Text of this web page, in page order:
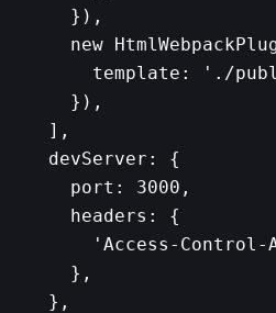
    }),
new
template: './
    }),
  ],
  devServer: {
    port: 3000,
    headers: {
'Access-Control-
    },
  },